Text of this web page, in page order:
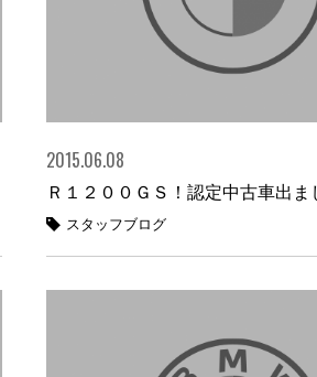
2015.06.08
Ｒ１２００ＧＳ！認定中古車出ま
スタッフブログ